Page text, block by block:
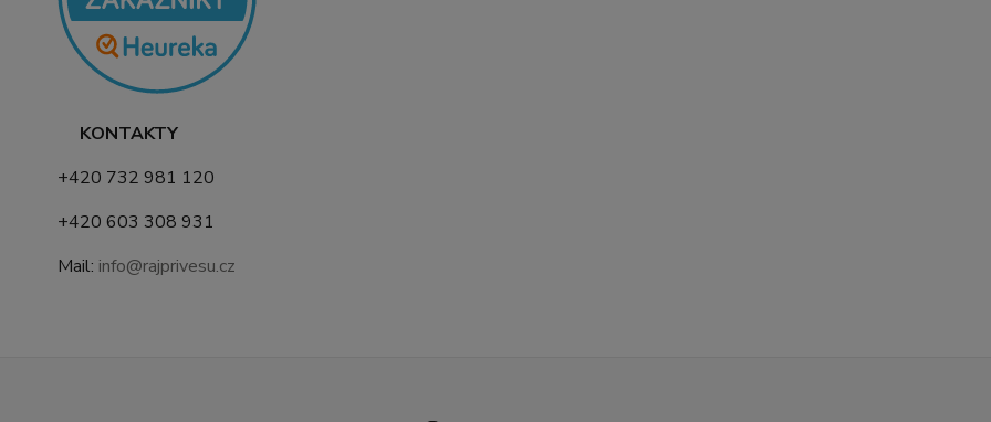
KONTAKTY
+420 732 981 120
+420 603 308 931
Mail: info@rajprivesu.cz